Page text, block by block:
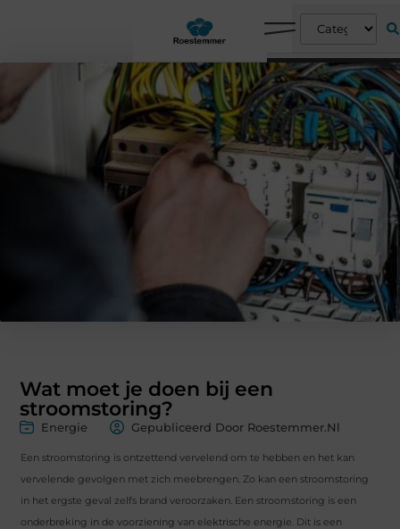
Wat moet je doen bij een
stroomstoring?
Energie Gepubliceerd Door Roestemmer.nl
Een stroomstoring is ontzettend vervelend om te hebben en het kan
vervelende gevolgen met zich meebrengen. Zo kan een stroomstoring
in het ergste geval zelfs brand veroorzaken. Een stroomstoring is een
onderbreking in de voorziening van elektrische energie. Dit is een